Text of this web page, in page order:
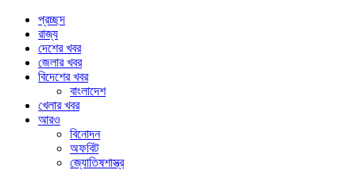
প্রচ্ছদ
রাজ্য
দেশের খবর
জেলার খবর
বিদেশের খবর
বাংলাদেশ
খেলার খবর
আরও
বিনোদন
অফবিট
জ্যোতিষশাস্ত্র